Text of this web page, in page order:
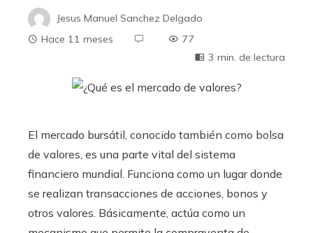
Jesus Manuel Sanchez Delgado
Hace 11 meses
77
3 min. de lectura
El mercado bursátil, conocido también como bolsa
de valores, es una parte vital del sistema
financiero mundial. Funciona como un lugar donde
se realizan transacciones de acciones, bonos y
otros valores. Básicamente, actúa como un